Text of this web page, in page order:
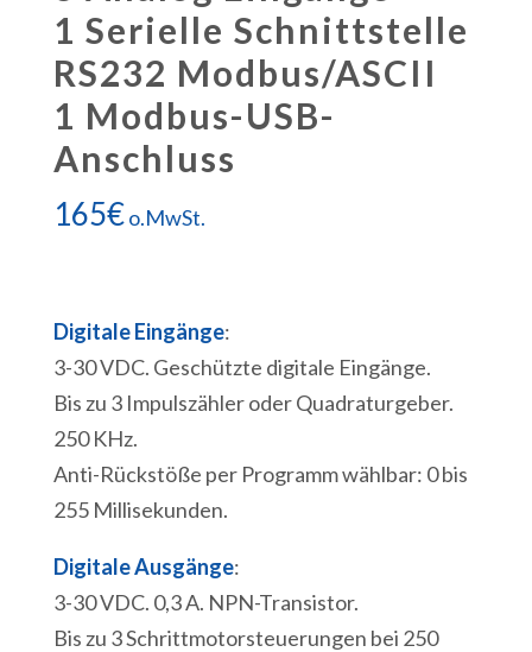
1 Serielle Schnittstelle
RS232 Modbus/ASCII
1 Modbus-USB-
Anschluss
165€o.MwSt.
Digitale Eingänge:
3-30 VDC. Geschützte digitale Eingänge.
Bis zu 3 Impulszähler oder Quadraturgeber.
250 KHz.
Anti-Rückstöße per Programm wählbar: 0 bis
255 Millisekunden.
Digitale Ausgänge:
3-30 VDC. 0,3 A. NPN-Transistor.
Bis zu 3 Schrittmotorsteuerungen bei 250